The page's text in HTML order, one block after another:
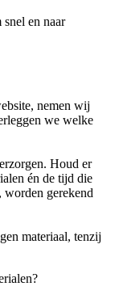
en naar
nemen wij
we welke
Houd er
én de tijd die
worden gerekend
materiaal, tenzij